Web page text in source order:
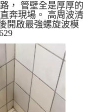
， 管壁全是厚厚的
奔現場。 高周波清
開啟最強螺旋波模
都是一片片的脆片！
回「清澈泉」，連出
心煩，找我們清洗
水管, 熱水忽冷忽熱